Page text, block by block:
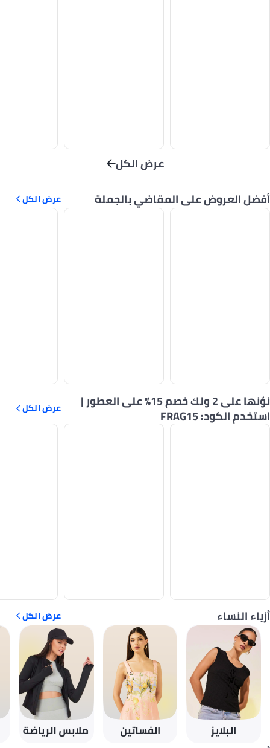
عرض الكل
أفضل العروض على المقاضي بالجملة
عرض الكل
نوّنها على 2 ولك خصم 15% على العطور |
استخدم الكود: FRAG15 عرض الكل
أزياء النساء عرض الكل